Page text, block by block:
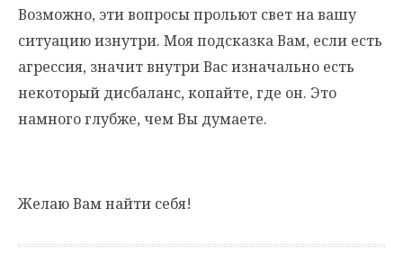
Возможно, эти вопросы прольют свет на вашу
ситуацию изнутри. Моя подсказка Вам, если есть
агрессия, значит внутри Вас изначально есть
некоторый дисбаланс, копайте, где он. Это
намного глубже, чем Вы думаете.
Желаю Вам найти себя!